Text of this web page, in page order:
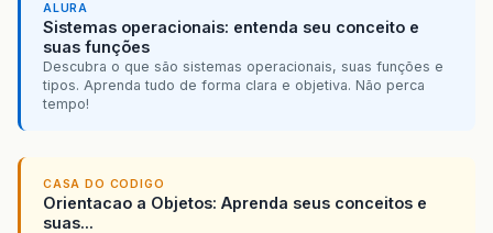
ALURA
Sistemas operacionais: entenda seu conceito e
suas funções
Descubra o que são sistemas operacionais, suas funções e
tipos. Aprenda tudo de forma clara e objetiva. Não perca
tempo!
CASA DO CODIGO
Orientacao a Objetos: Aprenda seus conceitos e
suas...